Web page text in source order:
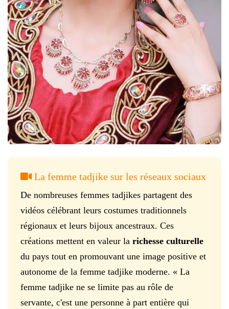
La femme tadjike sur les réseaux sociaux
De nombreuses femmes tadjikes partagent des
vidéos célébrant leurs costumes traditionnels
régionaux et leurs bijoux ancestraux. Ces
créations mettent en valeur la richesse culturelle
du pays tout en promouvant une image positive et
autonome de la femme tadjike moderne. « La
femme tadjike ne se limite pas au rôle de
servante, c'est une personne à part entière qui